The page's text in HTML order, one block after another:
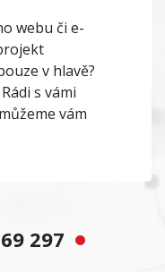
webu či e-
v hlavě?
s vámi
vám
297